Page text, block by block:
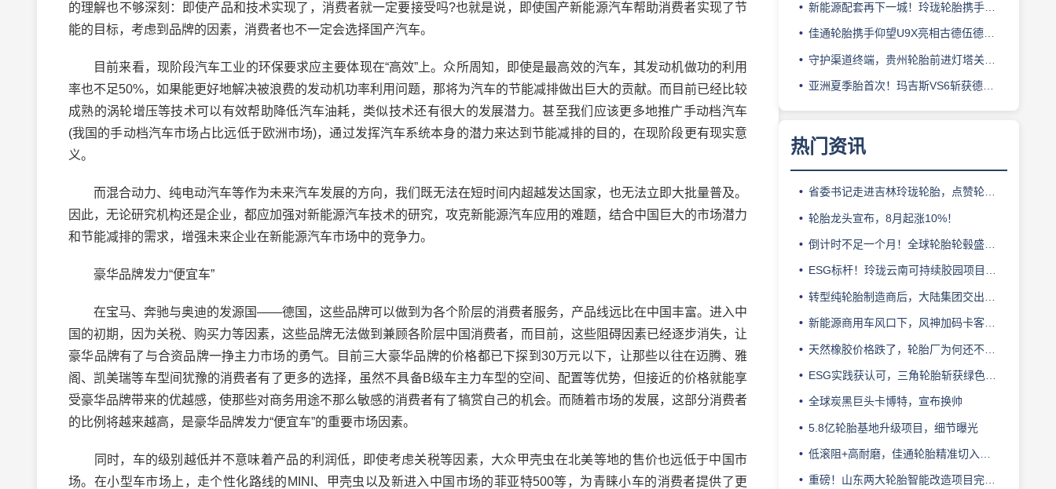
的理解也不够深刻：即使产品和技术实现了，消费者就一定要接受吗?也就是说，即使国产新能源汽车帮助消费者实现了节
能的目标，考虑到品牌的因素，消费者也不一定会选择国产汽车。
目前来看，现阶段汽车工业的环保要求应主要体现在“高效”上。众所周知，即使是最高效的汽车，其发动机做功的利用
率也不足50%，如果能更好地解决被浪费的发动机功率利用问题，那将为汽车的节能减排做出巨大的贡献。而目前已经比较
成熟的涡轮增压等技术可以有效帮助降低汽车油耗，类似技术还有很大的发展潜力。甚至我们应该更多地推广手动档汽车
(我国的手动档汽车市场占比远低于欧洲市场)，通过发挥汽车系统本身的潜力来达到节能减排的目的，在现阶段更有现实意
义。
而混合动力、纯电动汽车等作为未来汽车发展的方向，我们既无法在短时间内超越发达国家，也无法立即大批量普及。
因此，无论研究机构还是企业，都应加强对新能源汽车技术的研究，攻克新能源汽车应用的难题，结合中国巨大的市场潜力
和节能减排的需求，增强未来企业在新能源汽车市场中的竞争力。
豪华品牌发力“便宜车”
在宝马、奔驰与奥迪的发源国——德国，这些品牌可以做到为各个阶层的消费者服务，产品线远比在中国丰富。进入中
国的初期，因为关税、购买力等因素，这些品牌无法做到兼顾各阶层中国消费者，而目前，这些阻碍因素已经逐步消失，让
豪华品牌有了与合资品牌一挣主力市场的勇气。目前三大豪华品牌的价格都已下探到30万元以下，让那些以往在迈腾、雅
阁、凯美瑞等车型间犹豫的消费者有了更多的选择，虽然不具备B级车主力车型的空间、配置等优势，但接近的价格就能享
受豪华品牌带来的优越感，使那些对商务用途不那么敏感的消费者有了犒赏自己的机会。而随着市场的发展，这部分消费者
的比例将越来越高，是豪华品牌发力“便宜车”的重要市场因素。
同时，车的级别越低并不意味着产品的利润低，即使考虑关税等因素，大众甲壳虫在北美等地的售价也远低于中国市
场。在小型车市场上，走个性化路线的MINI、甲壳虫以及新进入中国市场的菲亚特500等，为青睐小车的消费者提供了更
新能源配套再下一城！玲珑轮胎携手小鹏L03全球上市
佳通轮胎携手仰望U9X亮相古德伍德，以轮胎科技挑战性能边界
守护渠道终端，贵州轮胎前进灯塔关爱基金驰援长春受灾门店
亚洲夏季胎首次！玛吉斯VS6斩获德国TÜV SÜD高阶认证
热门资讯
省委书记走进吉林玲珑轮胎，点赞轮胎智造标杆
轮胎龙头宣布，8月起涨10%！
倒计时不足一个月！全球轮胎轮毂盛会即将登陆上海！
ESG标杆！玲珑云南可持续胶园项目获评最佳实践
转型纯轮胎制造商后，大陆集团交出亮眼业绩
新能源商用车风口下，风神加码卡客车胎产能
天然橡胶价格跌了，轮胎厂为何还不敢“松口气”？
ESG实践获认可，三角轮胎斩获绿色发展典范企业奖
全球炭黑巨头卡博特，宣布换帅
5.8亿轮胎基地升级项目，细节曝光
低滚阻+高耐磨，佳通轮胎精准切入新能源轻卡赛道
重磅！山东两大轮胎智能改造项目完成备案